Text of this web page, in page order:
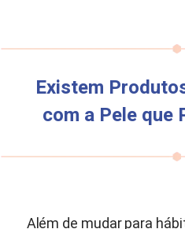
Existem
com a Pele que
Além de mudar para